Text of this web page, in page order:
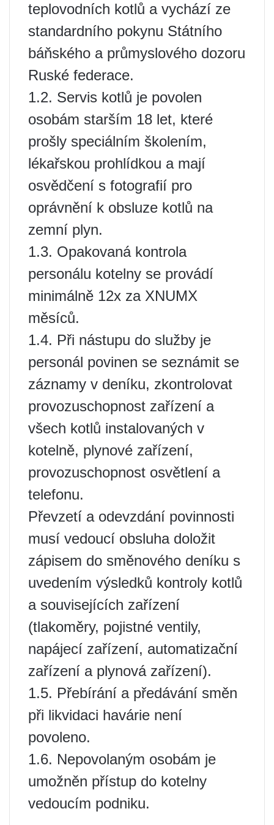
teplovodních kotlů a vychází ze
standardního pokynu Státního
báňského a průmyslového dozoru
Ruské federace.
1.2. Servis kotlů je povolen
osobám starším 18 let, které
prošly speciálním školením,
lékařskou prohlídkou a mají
osvědčení s fotografií pro
oprávnění k obsluze kotlů na
zemní plyn.
1.3. Opakovaná kontrola
personálu kotelny se provádí
minimálně 12x za XNUMX
měsíců.
1.4. Při nástupu do služby je
personál povinen se seznámit se
záznamy v deníku, zkontrolovat
provozuschopnost zařízení a
všech kotlů instalovaných v
kotelně, plynové zařízení,
provozuschopnost osvětlení a
telefonu.
Převzetí a odevzdání povinnosti
musí vedoucí obsluha doložit
zápisem do směnového deníku s
uvedením výsledků kontroly kotlů
a souvisejících zařízení
(tlakoměry, pojistné ventily,
napájecí zařízení, automatizační
zařízení a plynová zařízení).
1.5. Přebírání a předávání směn
při likvidaci havárie není
povoleno.
1.6. Nepovolaným osobám je
umožněn přístup do kotelny
vedoucím podniku.